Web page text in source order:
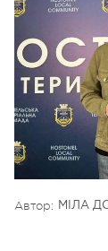
Автор: МІЛА